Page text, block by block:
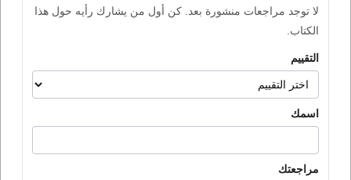
لا توجد مراجعات منشورة بعد. كن أول من يشارك رأيه حول هذا
الكتاب.
التقييم
اسمك
مراجعتك